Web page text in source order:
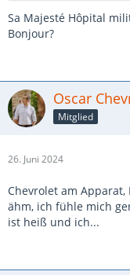
Sa Majesté Hôpital
Bonjour?
Oscar
Mitglied
26. Juni 2024
Chevrolet am
ähm, ich fühle mich
ist heiß und ich...